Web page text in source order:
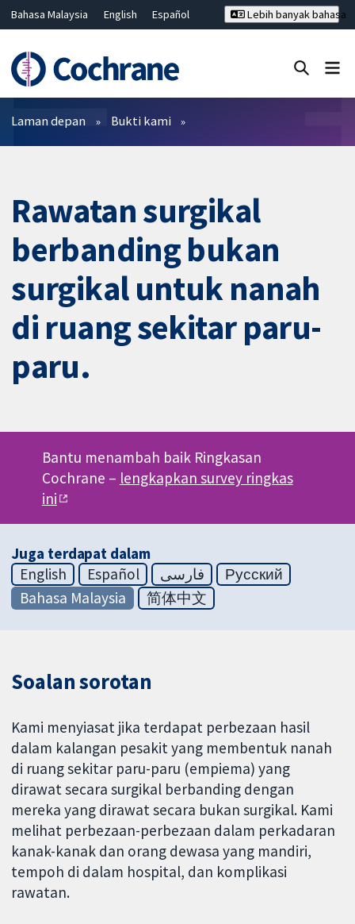
Bahasa Malaysia English
Español
Hrvatski
Deutsch ไทย
繁體中文
简体中文
Lebih banyak bahasa
Penapis
Laman depan Bukti kami
Rawatan surgikal
berbanding bukan
surgikal untuk nanah
di ruang sekitar paru-
paru.
Bantu menambah baik Ringkasan
Cochrane – lengkapkan survey ringkas
ini
Juga terdapat dalam
English
Español فارسی
Русский
Bahasa Malaysia
简体中文
Soalan sorotan
Kami menyiasat jika terdapat perbezaan hasil
dalam kalangan pesakit yang membentuk nanah
di ruang sekitar paru-paru (empiema) yang
dirawat secara surgikal berbanding dengan
mereka yang dirawat secara bukan surgikal. Kami
melihat perbezaan-perbezaan dalam perkadaran
kanak-kanak dan orang dewasa yang mandiri,
tempoh di dalam hospital, dan komplikasi
rawatan.